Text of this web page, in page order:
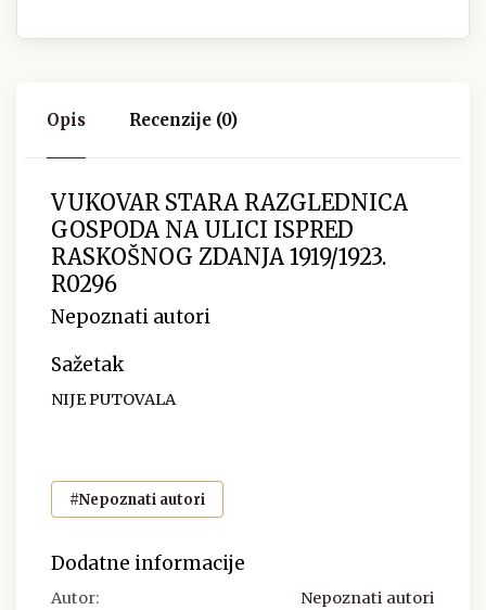
Opis Recenzije (0)
VUKOVAR STARA RAZGLEDNICA
GOSPODA NA ULICI ISPRED
RASKOŠNOG ZDANJA 1919/1923.
R0296
Nepoznati autori
Sažetak
NIJE PUTOVALA
#Nepoznati autori
Dodatne informacije
Autor: Nepoznati autori